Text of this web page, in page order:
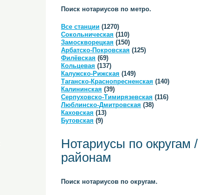
Поиск нотариусов по метро.
Все станции (1270)
Сокольническая (110)
Замоскворецкая (150)
Арбатско-Покровская (125)
Филёвская (69)
Кольцевая (137)
Калужско-Рижская (149)
Таганско-Краснопресненская (140)
Калининская (39)
Серпуховско-Тимирязевская (116)
Люблинско-Дмитровская (38)
Каховская (13)
Бутовская (9)
Нотариусы по округам /
районам
Поиск нотариусов по округам.